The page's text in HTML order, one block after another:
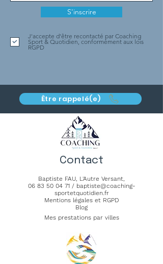
S'inscrire
J'accepte d'être recontacté par Coaching
Sport & Quotidien, conformément aux lois
RGPD
Être rappelé(e)
Contact
Baptiste FAU, L'Autre Versant,
06 83 50 04 71/ baptiste@coaching-
sportetquotidien.fr
Mentions légales et RGPD
Blog
Mes prestations par villes